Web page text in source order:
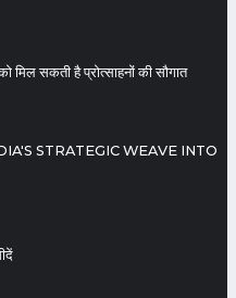
07-24 05:58:36 |
Textile
के कैलाश हाकिम अध्यक्ष,
07-15 11:35:49 |
Textile
सकती है प्रोत्साहनों की सौगात
STRATEGIC WEAVE INTO